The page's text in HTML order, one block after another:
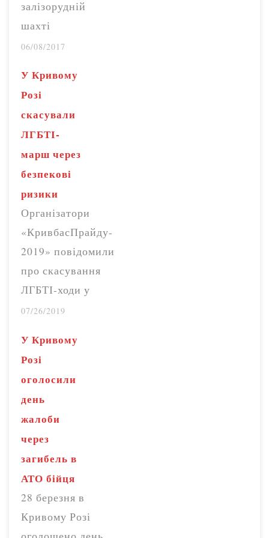
залізорудній
шахті
«Жовтнева»,
зміну поспіль, що
забороняється
технікою безпеки,
повідомив Радіо
Свобода голова
криворізької
організації
Незалежної
профспілки
гірників Юрій
Самойлов. За його
словами, гірник
відпрацював
загиблому…
06/08/2017
У Кривому
Розі
скасували
ЛГБТІ-
марш через
безпекові
ризики
Організатори
«КривбасПрайду-
2019» повідомили
про скасування
ЛГБТІ-ходи у
Кривому Розі
що поліція не
зможе
гарантувати
безпеку
учасників.
Відповідну заяву
вони розмістили
на сторінці
спільноти у
фейсбуці 24
07/26/2019
У Кривому
Розі
оголосили
день
жалоби
через
загибель в
АТО бійця
28 березня в
Кривому Розі